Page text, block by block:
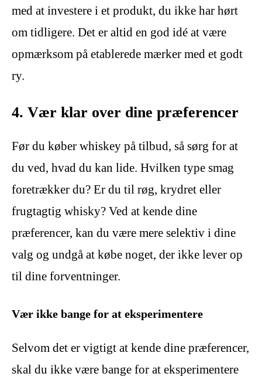
med at investere i et produkt, du ikke har hørt
om tidligere. Det er altid en god idé at være
opmærksom på etablerede mærker med et godt
ry.
4. Vær klar over dine præferencer
Før du køber whiskey på tilbud, så sørg for at
du ved, hvad du kan lide. Hvilken type smag
foretrækker du? Er du til røg, krydret eller
frugtagtig whisky? Ved at kende dine
præferencer, kan du være mere selektiv i dine
valg og undgå at købe noget, der ikke lever op
til dine forventninger.
Vær ikke bange for at eksperimentere
Selvom det er vigtigt at kende dine præferencer,
skal du ikke være bange for at eksperimentere